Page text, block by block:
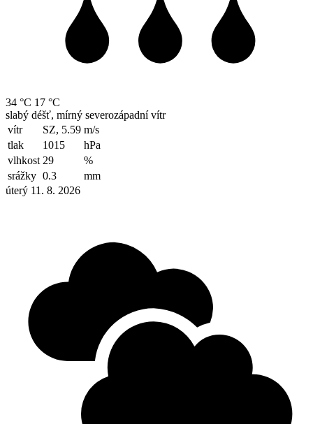
34 °C 17 °C
slabý déšť, mírný severozápadní vítr
vítr
SZ, 5.59 m/s
tlak
1015
hPa
vlhkost 29
%
srážky 0.3
mm
úterý 11. 8. 2026